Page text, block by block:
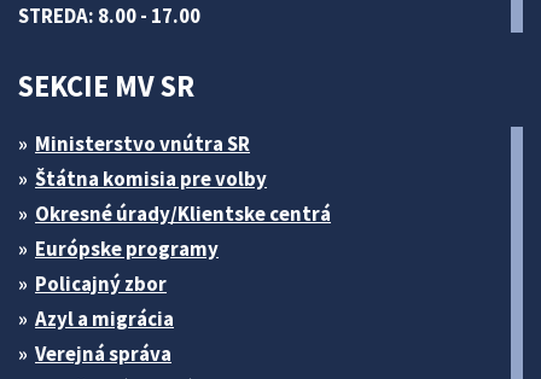
STREDA: 8.00 - 17.00
SEKCIE MV SR
Ministerstvo vnútra SR
Štátna komisia pre volby
Okresné úrady/Klientske centrá
Európske programy
Policajný zbor
Azyl a migrácia
Verejná správa